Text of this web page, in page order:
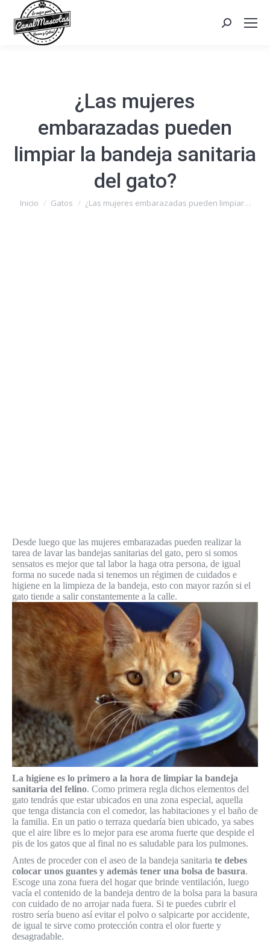
Search:
¿Las mujeres
embarazadas pueden
limpiar la bandeja sanitaria
del gato?
Estás aquí:
Inicio Gatos ¿Las mujeres embarazadas pueden limpiar…
Desde luego que las mujeres embarazadas pueden realizar la
tarea de lavar las bandejas sanitarias del gato, pero si somos
sensatos es mejor que tal labor la haga otra persona, de igual
forma no sucede nada si tenemos un régimen de cuidados e
higiene en la limpieza de la bandeja, esto con mayor razón si el
gato tiende a salir constantemente a la calle.
La higiene es lo primero a la hora de limpiar la bandeja
sanitaria del felino. Como primera regla dichos elementos del
gato tendrás que estar ubicados en una zona especial, aquella
que tenga distancia con el comedor, las habitaciones y el baño de
la familia. En un patio o terraza quedaría bien ubicado, ya sabes
que el aire libre es lo mejor para ese aroma fuerte que despide el
pis de los gatos que al final no es saludable para los pulmones.
Antes de proceder con el aseo de la bandeja sanitaria te debes
colocar unos guantes y además tener una bolsa de basura.
Escoge una zona fuera del hogar que brinde ventilación, luego
vacía el contenido de la bandeja dentro de la bolsa para la basura
con cuidado de no arrojar nada fuera. Si te puedes cubrir el
rostro sería bueno así evitar el polvo o salpicarte por accidente,
de igual te sirve como protección contra el olor fuerte y
desagradable.